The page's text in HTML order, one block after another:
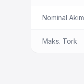
Nominal Akim
Maks. Tork